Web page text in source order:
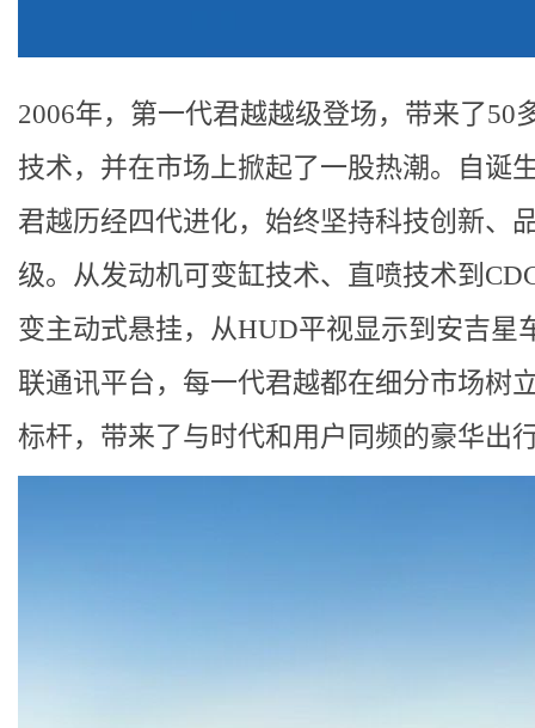
2006年，第一代君越越级登场，带来了50
技术，并在市场上掀起了一股热潮。自诞
君越历经四代进化，始终坚持科技创新、
级。从发动机可变缸技术、直喷技术到
变主动式悬挂，从HUD平视显示到安吉星
联通讯平台，每一代君越都在细分市场树
标杆，带来了与时代和用户同频的豪华出